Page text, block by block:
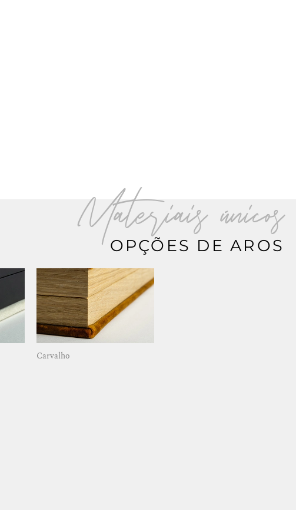
Materiais únicos
OPÇÕES DE AROS
Carvalho